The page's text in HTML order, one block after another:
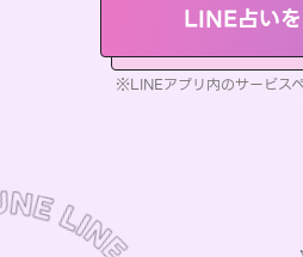
LINE占い
※LINEアプリ内のサービス